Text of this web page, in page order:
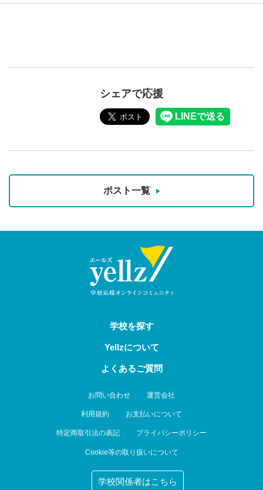
シェアで応援
ポスト一覧
学校を探す
Yellzについて
よくあるご質問
お問い合わせ 運営会社
利用規約 お支払いについて
特定商取引法の表記 プライバシーポリシー
Cookie等の取り扱いについて
学校関係者はこちら